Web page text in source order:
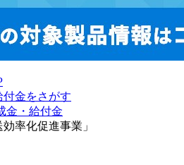
金をさがす
金・給付金
率化促進事業」